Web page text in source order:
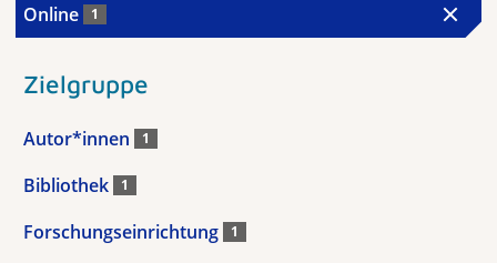
Online 1
Zielgruppe
Autor*innen 1
Bibliothek 1
Forschungseinrichtung 1